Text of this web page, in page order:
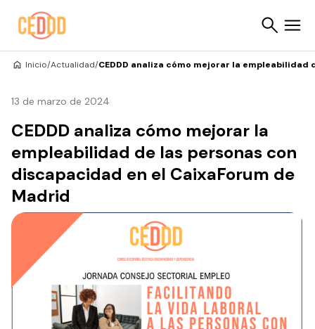
Inicio/Actualidad/CEDDD analiza cómo mejorar la
13 de marzo de 2024
CEDDD analiza cómo mejorar la
empleabilidad de las personas con
discapacidad en el CaixaForum de
Madrid